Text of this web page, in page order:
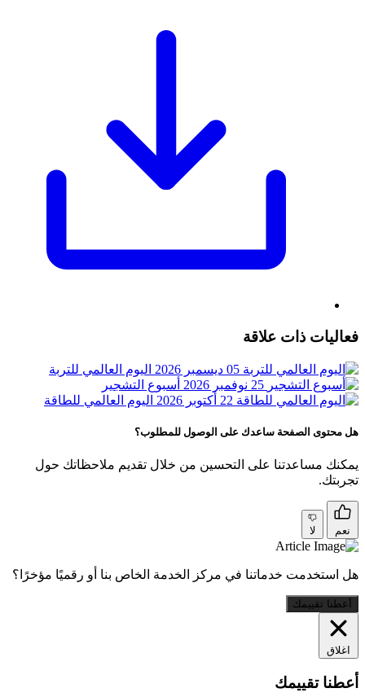
فعاليات ذات علاقة
05 ديسمبر 2026
اليوم العالمي للتربة
25 نوفمبر 2026
أسبوع التشجير
22 أكتوبر 2026
اليوم العالمي للطاقة
هل محتوى الصفحة ساعدك على الوصول للمطلوب؟
يمكنك مساعدتنا على التحسين من خلال تقديم ملاحظاتك حول
تجربتك.
نعم لا
هل استخدمت خدماتنا في مركز الخدمة الخاص بنا أو رقميًا مؤخرًا؟
أعطنا تقييمك
اغلاق
أعطنا تقييمك